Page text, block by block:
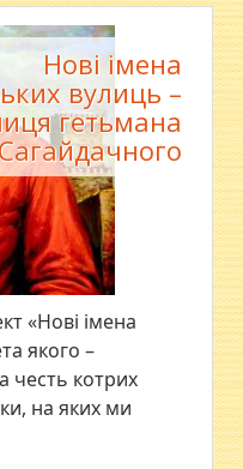
Нові імена
вулиць –
гетьмана
Сагайдачного
«Нові імена
якого –
честь котрих
на яких ми